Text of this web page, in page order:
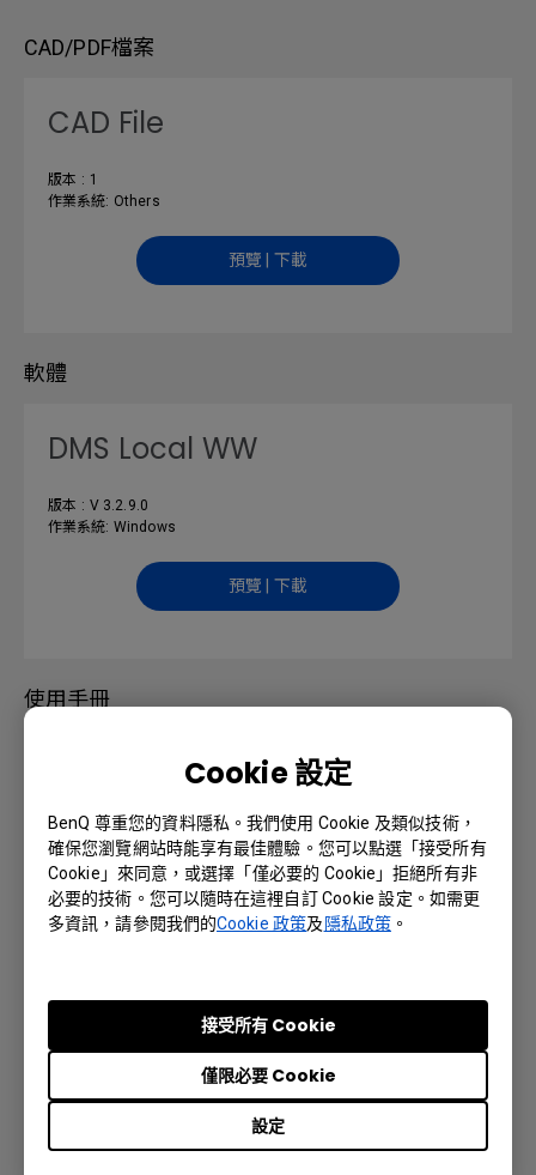
Cookie 設定
BenQ 尊重您的資料隱私。我們使用 Cookie 及類似技術，
確保您瀏覽網站時能享有最佳體驗。您可以點選「接受所有
Cookie」來同意，或選擇「僅必要的 Cookie」拒絕所有非
必要的技術。您可以隨時在這裡自訂 Cookie 設定。如需更
多資訊，請參閱我們的Cookie 政策及隱私政策。
設定
僅限必要 Cookie
接受所有 Cookie
CAD/PDF檔案
CAD File
版本 : 1
作業系統: Others
預覽 | 下載
軟體
DMS Local WW
版本 : V 3.2.9.0
作業系統: Windows
預覽 | 下載
使用手冊
DMS Local User Manual
語言: English
預覽 | 下載
User Manual
預覽 | 下載